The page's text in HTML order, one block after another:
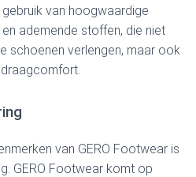
van hoogwaardige
ademende stoffen, die niet
schoenen verlengen, maar ook
van GERO Footwear is
GERO Footwear komt op